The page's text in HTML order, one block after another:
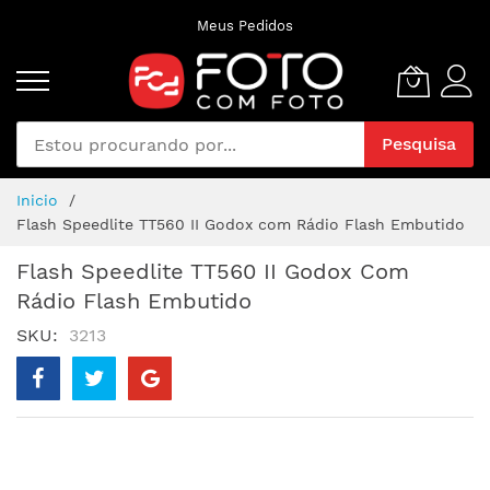
conteúdo
Meus Pedidos
Pesquisa
Inicio
Flash Speedlite TT560 II Godox com Rádio Flash Embutido
Flash Speedlite TT560 II Godox Com
Rádio Flash Embutido
SKU 3213